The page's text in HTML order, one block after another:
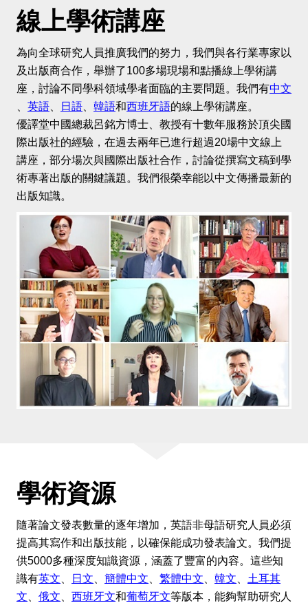
線上學術講座
為向全球研究人員推廣我們的努力，我們與各行業專家以
及出版商合作，舉辦了100多場現場和點播線上學術講
座，討論不同學科領域學者面臨的主要問題。我們有中文
英語 日語 韓語和西班牙語的線上學術講座。
優譯堂中國總裁呂銘方博士、教授有十數年服務於頂尖國
際出版社的經驗，在過去兩年已進行超過20場中文線上
講座，部分場次與國際出版社合作，討論從撰寫文稿到學
術專著出版的關鍵議題。我們很榮幸能以中文傳播最新的
出版知識。
學術資源
隨著論文發表數量的逐年增加，英語非母語研究人員必須
提高其寫作和出版技能，以確保能成功發表論文。我們提
供5000多種深度知識資源，涵蓋了豐富的內容。這些知
識有英文 日文 簡體中文 繁體中文 韓文
土耳其
文
俄文 西班牙文和葡萄牙文等版本，能夠幫助研究人